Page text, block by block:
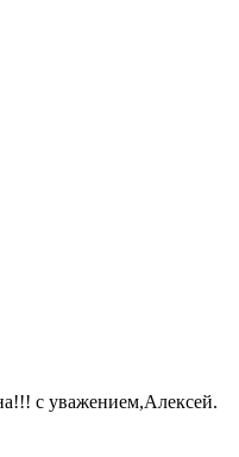
с уважением,Алексей.